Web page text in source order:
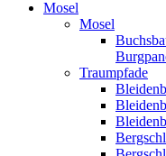
Mosel
Mosel
Traumpfade